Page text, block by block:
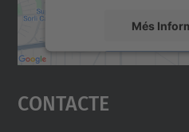
Més
powered by
Contacte